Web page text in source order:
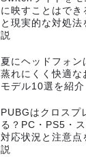
に映すことはでき
と現実的な対処法
説
夏にヘッドフォン
蒸れにくく快適な
モデル10選を紹介
PUBGはクロスプ
る？PC・PS5・
対応状況と注意点
説